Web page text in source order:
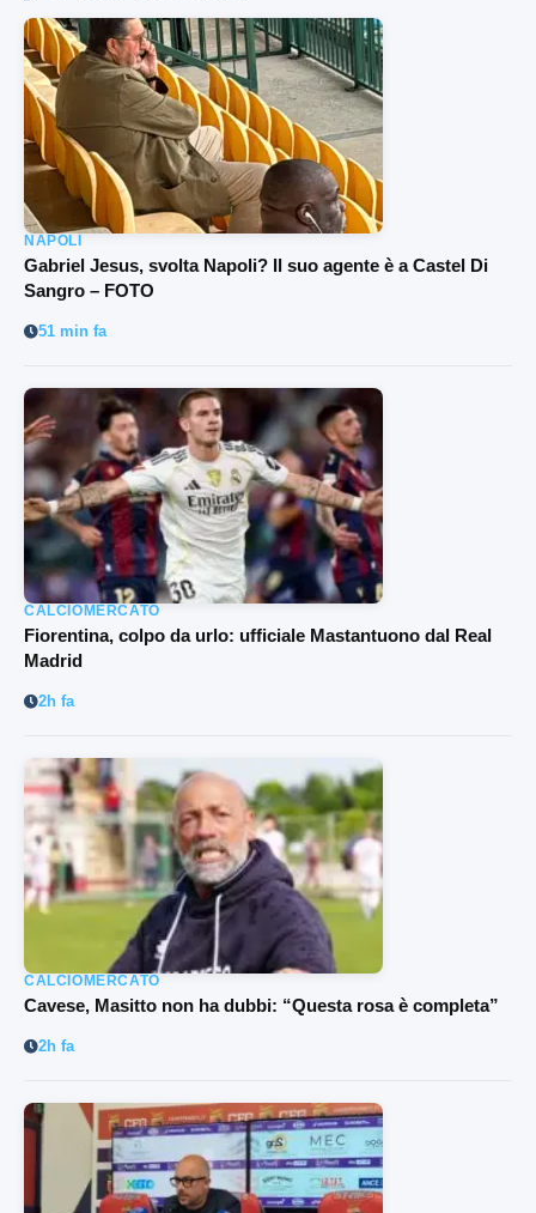
NAPOLI
Gabriel Jesus, svolta Napoli? Il suo agente è a Castel Di
Sangro – FOTO
51 min fa
CALCIOMERCATO
Fiorentina, colpo da urlo: ufficiale Mastantuono dal Real
Madrid
2h fa
CALCIOMERCATO
Cavese, Masitto non ha dubbi: “Questa rosa è completa”
2h fa